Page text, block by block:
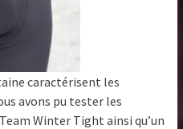
caractérisent les
avons pu tester les
Winter Tight ainsi qu’un